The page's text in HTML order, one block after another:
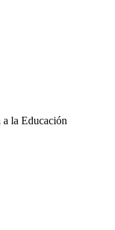
la Educación